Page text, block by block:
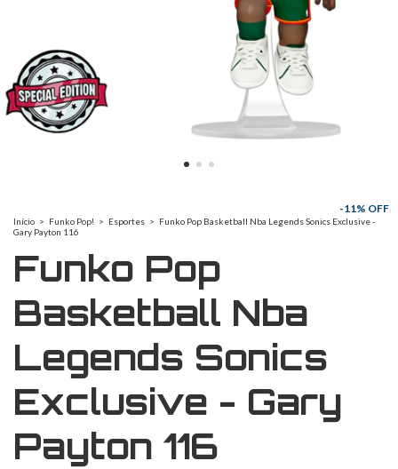
Início > Funko Pop! > Esportes > Funko Pop Basketball Nba Legends Sonics Exclusive -
Gary Payton 116
Funko Pop
Basketball Nba
Legends Sonics
Exclusive - Gary
Payton 116
-11 % OFF